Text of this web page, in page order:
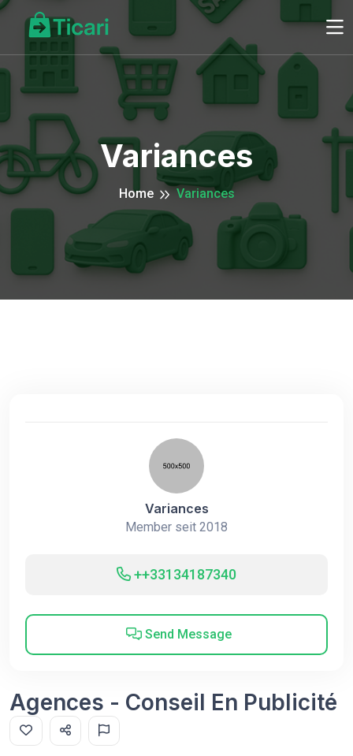
Variances
Home Variances
Variances
Member seit 2018
++33134187340
Send Message
Agences - Conseil En Publicité